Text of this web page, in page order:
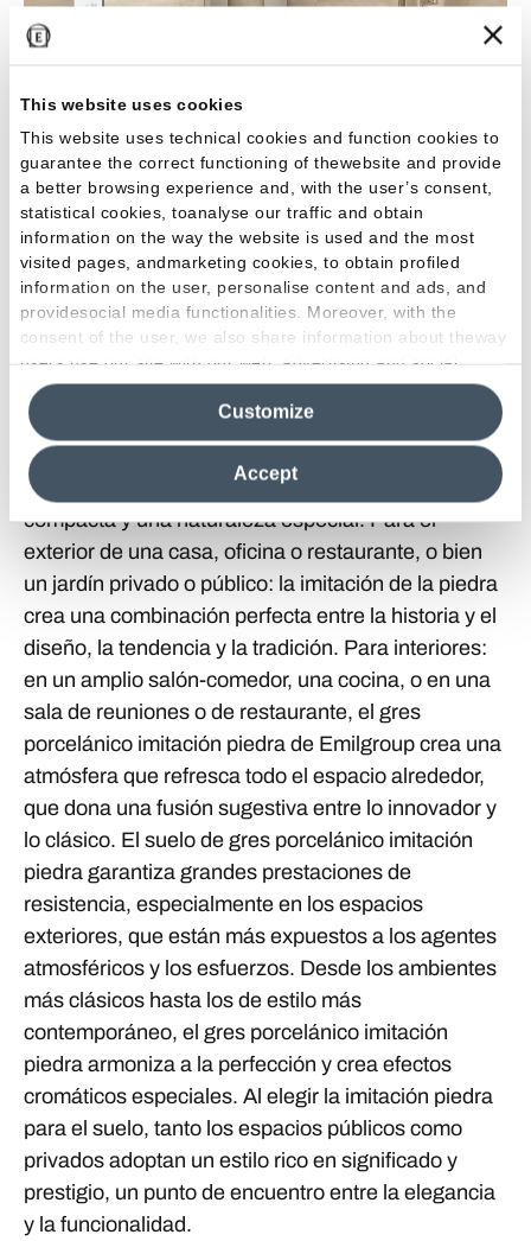
This website uses cookies
This website uses technical cookies and function cookies to
guarantee the correct functioning of thewebsite and provide
a better browsing experience and, with the user’s consent,
statistical cookies, toanalyse our traffic and obtain
information on the way the website is used and the most
visited pages, andmarketing cookies, to obtain profiled
information on the user, personalise content and ads, and
providesocial media functionalities. Moreover, with the
consent of the user, we also share information about theway
users use our site with our web, advertising and social
media analytics partners, who may combine itwith other
information in their possession. By closing this banner,
clicking on "Reject", it will be possible tocontinue browsing
the site after installing only technical cookies. For more
information see the
Cookie Policy
Accept
Customize
MaPierre
12 DE 30 RESULTADOS
El gres porcelánico imitación piedra de Emilgroup
nace de la unión entre una estructura muy
compacta y una naturaleza especial. Para el
exterior de una casa, oficina o restaurante, o bien
un jardín privado o público: la imitación de la piedra
crea una combinación perfecta entre la historia y el
diseño, la tendencia y la tradición. Para interiores:
en un amplio salón-comedor, una cocina, o en una
sala de reuniones o de restaurante, el gres
porcelánico imitación piedra de Emilgroup crea una
atmósfera que refresca todo el espacio alrededor,
que dona una fusión sugestiva entre lo innovador y
lo clásico. El suelo de gres porcelánico imitación
piedra garantiza grandes prestaciones de
resistencia, especialmente en los espacios
exteriores, que están más expuestos a los agentes
atmosféricos y los esfuerzos. Desde los ambientes
más clásicos hasta los de estilo más
contemporáneo, el gres porcelánico imitación
piedra armoniza a la perfección y crea efectos
cromáticos especiales. Al elegir la imitación piedra
para el suelo, tanto los espacios públicos como
privados adoptan un estilo rico en significado y
prestigio, un punto de encuentro entre la elegancia
y la funcionalidad.